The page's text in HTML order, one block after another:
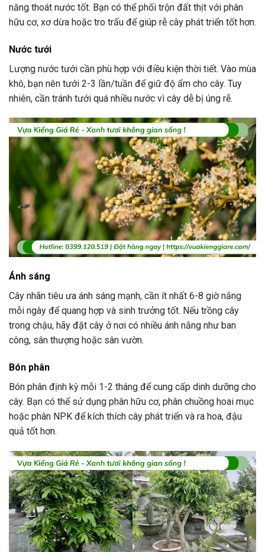
năng thoát nước tốt. Bạn có thể phối trộn đất thịt với phân
hữu cơ, xơ dừa hoặc tro trấu để giúp rễ cây phát triển tốt hơn.
Nước tưới
Lượng nước tưới cần phù hợp với điều kiện thời tiết. Vào mùa
khô, bạn nên tưới 2-3 lần/tuần để giữ độ ẩm cho cây. Tuy
nhiên, cần tránh tưới quá nhiều nước vì cây dễ bị úng rễ.
Ánh sáng
Cây nhãn tiêu ưa ánh sáng mạnh, cần ít nhất 6-8 giờ nắng
mỗi ngày để quang hợp và sinh trưởng tốt. Nếu trồng cây
trong chậu, hãy đặt cây ở nơi có nhiều ánh nắng như ban
công, sân thượng hoặc sân vườn.
Bón phân
Bón phân định kỳ mỗi 1-2 tháng để cung cấp dinh dưỡng cho
cây. Bạn có thể sử dụng phân hữu cơ, phân chuồng hoai mục
hoặc phân NPK để kích thích cây phát triển và ra hoa, đậu
quả tốt hơn.